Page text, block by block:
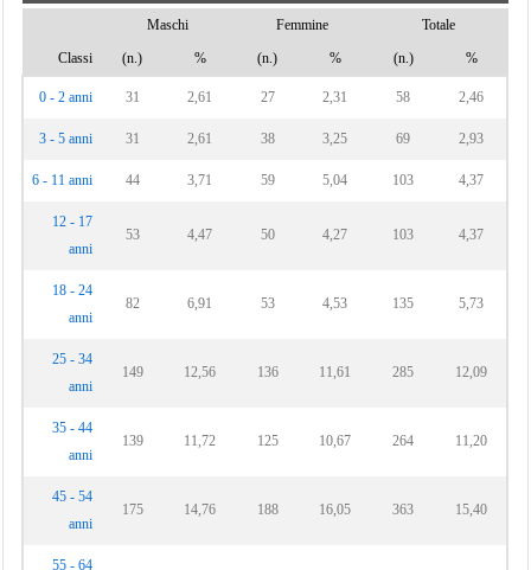
Maschi Femmine
Totale
Classi
(n.) % (n.) % (n.) %
0 - 2 anni 31 2,61 27 2,31 58 2,46
3 - 5 anni 31 2,61 38 3,25 69 2,93
6 - 11 anni 44 3,71 59 5,04 103 4,37
12 - 17
anni
53 4,47 50 4,27 103 4,37
18 - 24
anni
82 6,91 53 4,53 135 5,73
25 - 34
anni
149 12,56 136 11,61 285 12,09
35 - 44
anni
139 11,72 125 10,67 264 11,20
45 - 54
anni
175 14,76 188 16,05 363 15,40
55 - 64